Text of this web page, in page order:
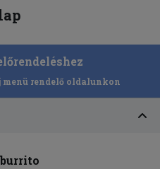
menü rendelő oldalunkon